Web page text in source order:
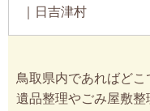
｜日吉津村
鳥取県内であればどこ
遺品整理やごみ屋敷